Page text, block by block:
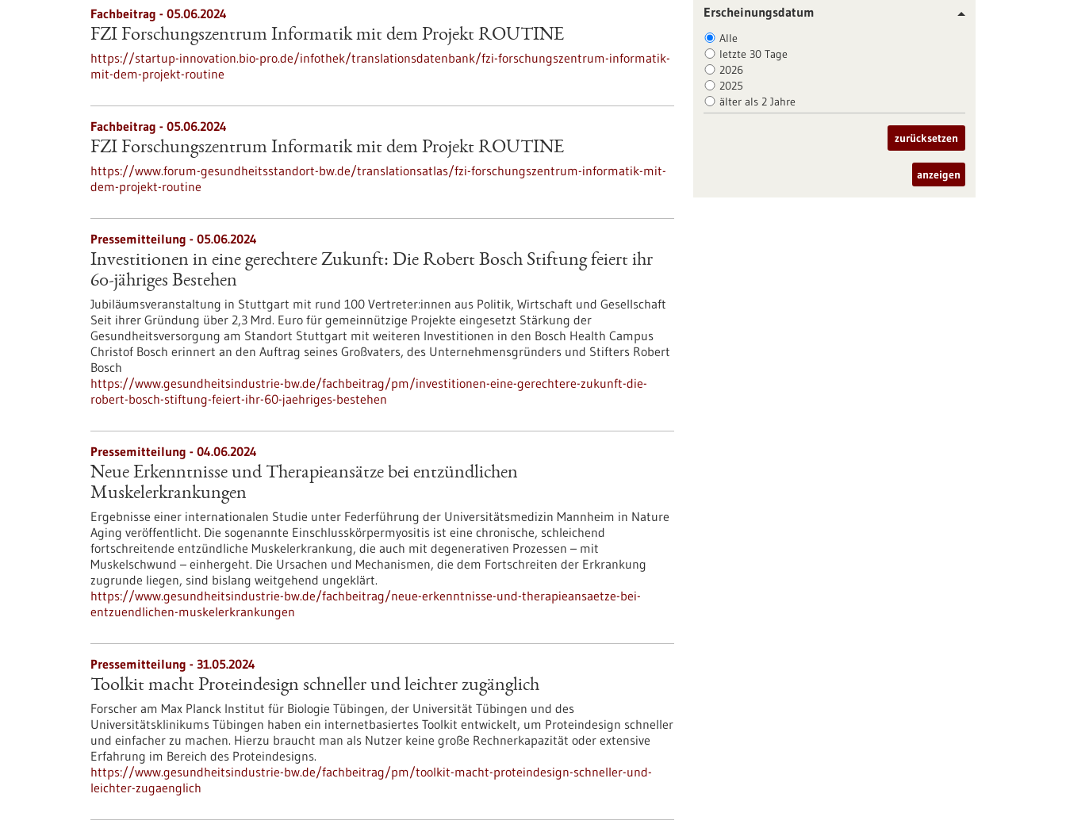
Fachbeitrag - 05.06.2024
FZI Forschungszentrum Informatik mit dem Projekt ROUTINE
https://startup-innovation.bio-pro.de/infothek/translationsdatenbank/fzi-forschungszentrum-informatik-
mit-dem-projekt-routine
Fachbeitrag - 05.06.2024
FZI Forschungszentrum Informatik mit dem Projekt ROUTINE
https://www.forum-gesundheitsstandort-bw.de/translationsatlas/fzi-forschungszentrum-informatik-mit-
dem-projekt-routine
Pressemitteilung - 05.06.2024
Investitionen in eine gerechtere Zukunft: Die Robert Bosch Stiftung feiert ihr
60-jähriges Bestehen
Jubiläumsveranstaltung in Stuttgart mit rund 100 Vertreter:innen aus Politik, Wirtschaft und Gesellschaft
Seit ihrer Gründung über 2,3 Mrd. Euro für gemeinnützige Projekte eingesetzt Stärkung der
Gesundheitsversorgung am Standort Stuttgart mit weiteren Investitionen in den Bosch Health Campus
Christof Bosch erinnert an den Auftrag seines Großvaters, des Unternehmensgründers und Stifters Robert
Bosch
https://www.gesundheitsindustrie-bw.de/fachbeitrag/pm/investitionen-eine-gerechtere-zukunft-die-
robert-bosch-stiftung-feiert-ihr-60-jaehriges-bestehen
Pressemitteilung - 04.06.2024
Neue Erkenntnisse und Therapieansätze bei entzündlichen
Muskelerkrankungen
Ergebnisse einer internationalen Studie unter Federführung der Universitätsmedizin Mannheim in Nature
Aging veröffentlicht. Die sogenannte Einschlusskörpermyositis ist eine chronische, schleichend
fortschreitende entzündliche Muskelerkrankung, die auch mit degenerativen Prozessen – mit
Muskelschwund – einhergeht. Die Ursachen und Mechanismen, die dem Fortschreiten der Erkrankung
zugrunde liegen, sind bislang weitgehend ungeklärt.
https://www.gesundheitsindustrie-bw.de/fachbeitrag/neue-erkenntnisse-und-therapieansaetze-bei-
entzuendlichen-muskelerkrankungen
Pressemitteilung - 31.05.2024
Toolkit macht Proteindesign schneller und leichter zugänglich
Forscher am Max Planck Institut für Biologie Tübingen, der Universität Tübingen und des
Universitätsklinikums Tübingen haben ein internetbasiertes Toolkit entwickelt, um Proteindesign schneller
und einfacher zu machen. Hierzu braucht man als Nutzer keine große Rechnerkapazität oder extensive
Erfahrung im Bereich des Proteindesigns.
https://www.gesundheitsindustrie-bw.de/fachbeitrag/pm/toolkit-macht-proteindesign-schneller-und-
leichter-zugaenglich
Erscheinungsdatum
Alle
letzte 30 Tage
2026
2025
älter als 2 Jahre
zurücksetzen
anzeigen